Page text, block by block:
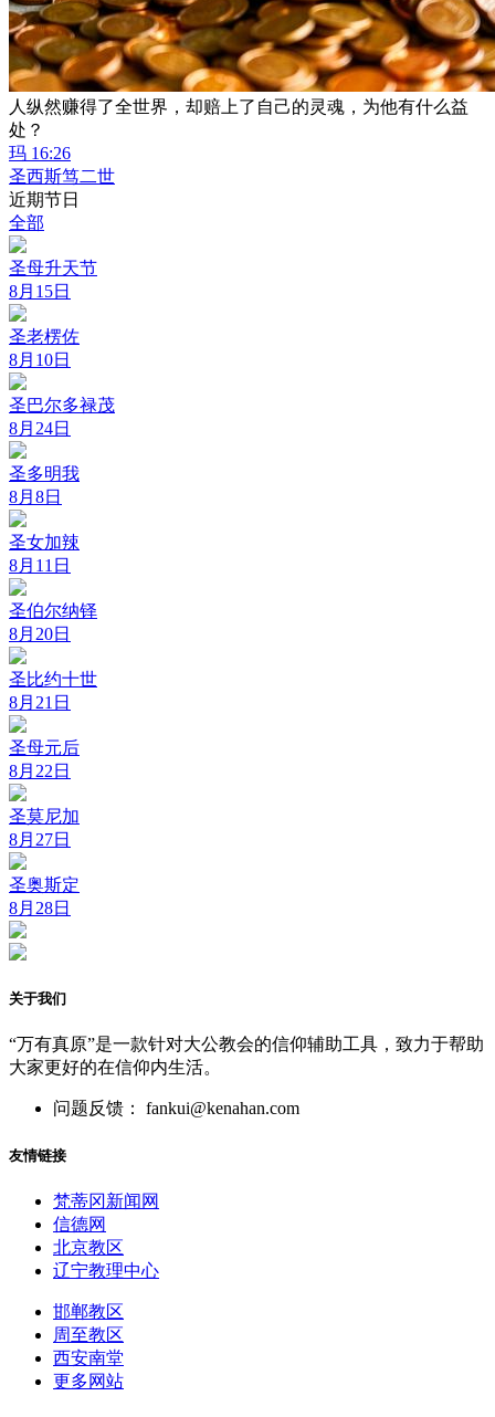
人纵然赚得了全世界，却赔上了自己的灵魂，为他有什么益
处？
玛 16:26
圣西斯笃二世
近期节日
全部
圣母升天节
8月15日
圣老楞佐
8月10日
圣巴尔多禄茂
8月24日
圣多明我
8月8日
圣女加辣
8月11日
圣伯尔纳铎
8月20日
圣比约十世
8月21日
圣母元后
8月22日
圣莫尼加
8月27日
圣奥斯定
8月28日
关于我们
“万有真原”是一款针对大公教会的信仰辅助工具，致力于帮助
大家更好的在信仰内生活。
问题反馈： fankui@kenahan.com
友情链接
梵蒂冈新闻网
信德网
北京教区
辽宁教理中心
邯郸教区
周至教区
西安南堂
更多网站